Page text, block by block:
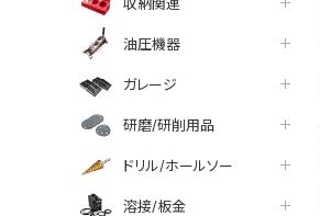
油圧機器
ガレージ
研磨/研削用品
ドリル/ホールソー
溶接/板金